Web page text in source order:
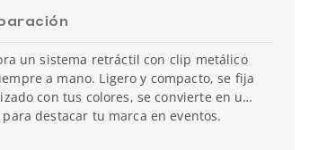
un sistema retráctil con clip metálico
a mano. Ligero y compacto, se fija
con tus colores, se convierte en un
destacar tu marca en eventos.